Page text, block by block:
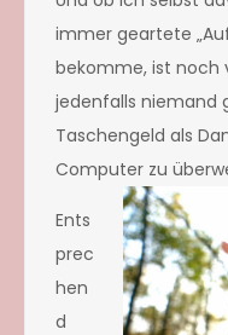
immer geartete
bekomme, ist noch
jedenfalls niemand
Taschengeld als
Computer zu
Ents
prec
hen
d